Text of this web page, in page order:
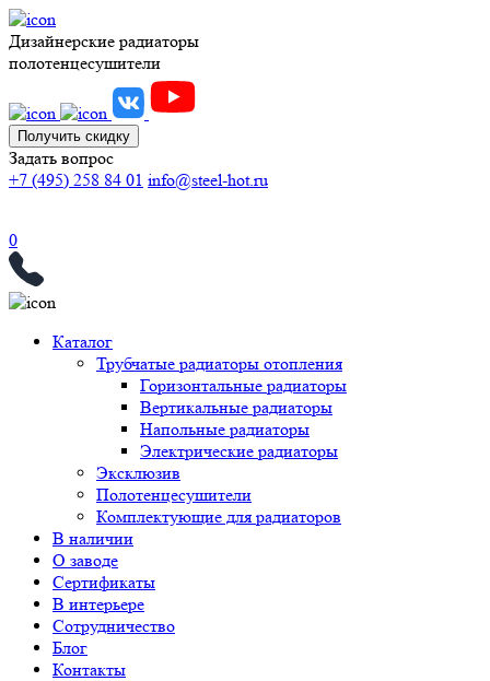
Дизайнерские радиаторы
полотенцесушители
Получить скидку
Задать вопрос
+7 (495) 258 84 01 info@steel-hot.ru
0
Каталог
Трубчатые радиаторы отопления
Горизонтальные радиаторы
Вертикальные радиаторы
Напольные радиаторы
Электрические радиаторы
Эксклюзив
Полотенцесушители
Комплектующие для радиаторов
В наличии
О заводе
Сертификаты
В интерьере
Сотрудничество
Блог
Контакты